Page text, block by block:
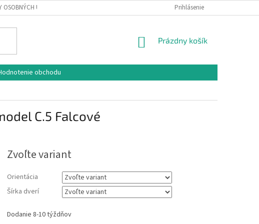
ÚDAJOV REKLAMAČNÝ PORIADOK
Prihlásenie
NÁKUPNÝ
Prázdny košík
obchodu
C.5 Falcové
Zvoľte variant
Orientácia
Šírka dverí
Dodanie 8-10 týždňov